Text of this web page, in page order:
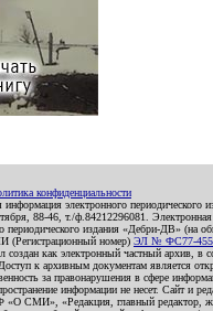
конфиденциальности
информация электронного
88-46, т./ф.84212296081.
периодического издания «Дебри-
(Регистрационный номер) ЭЛ № ФС77-
как электронный частный архив, в
к архивным документам является
за правонарушения в сфере
информации не несет. Сайт и
СМИ», «Редакция, главный редактор,